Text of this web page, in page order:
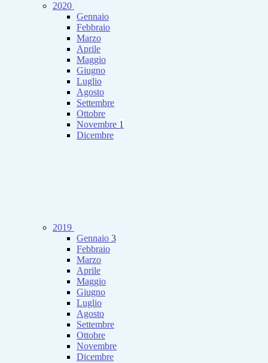
2020
Gennaio
Febbraio
Marzo
Aprile
Maggio
Giugno
Luglio
Agosto
Settembre
Ottobre
Novembre 1
Dicembre
2019
Gennaio 3
Febbraio
Marzo
Aprile
Maggio
Giugno
Luglio
Agosto
Settembre
Ottobre
Novembre
Dicembre